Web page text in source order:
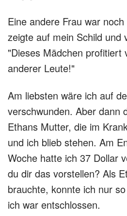
Eine andere Frau war
zeigte auf mein Schild und
"Dieses Mädchen profitiert
anderer Leute!"
Am liebsten wäre ich auf
verschwunden. Aber dann
Ethans Mutter, die im
und ich blieb stehen. Am
Woche hatte ich 37 Dollar
du dir das vorstellen? Als
brauchte, konnte ich nur
ich war entschlossen.